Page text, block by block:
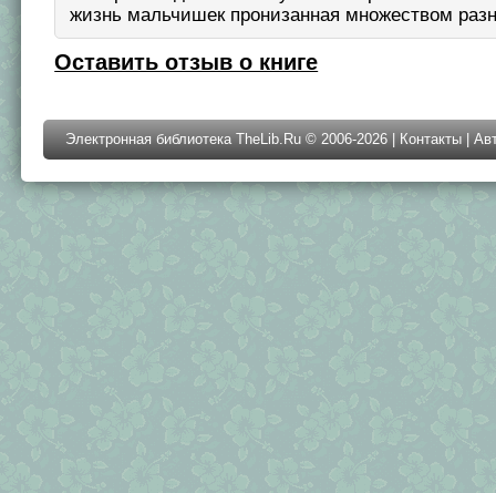
жизнь мальчишек пронизанная множеством
Оставить отзыв о книге
Электронная библиотека TheLib.Ru © 2006-2026 | Контакты |